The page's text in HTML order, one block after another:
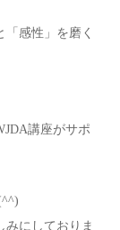
感性」を磨く
講座がサポ
みにしておりま